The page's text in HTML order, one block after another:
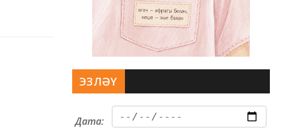
ЭЗЛӘҮ
Дата: